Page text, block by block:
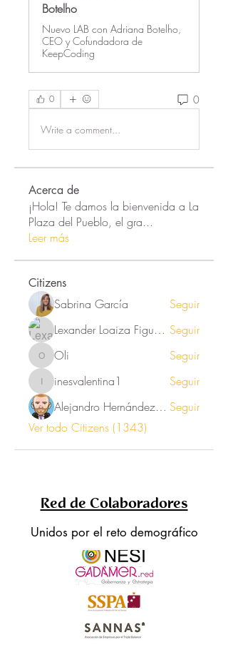
Botelho
Nuevo LAB con Adriana Botelho,
CEO y Cofundadora de
KeepCoding
0 0
Write a comment...
Acerca de
¡Hola! Te damos la bienvenida a La
Plaza del Pueblo, el gra...
Leer más
Citizens
Sabrina García
Seguir
Lexander Loaiza Figueroa Seguir
Oli Oli Seguir
inesvalentina1
inesvalentina1
Seguir
Alejandro Hernández Renner Seguir
Ver todo Citizens (1343)
Red de Colaboradores
Unidos por el reto demográfico